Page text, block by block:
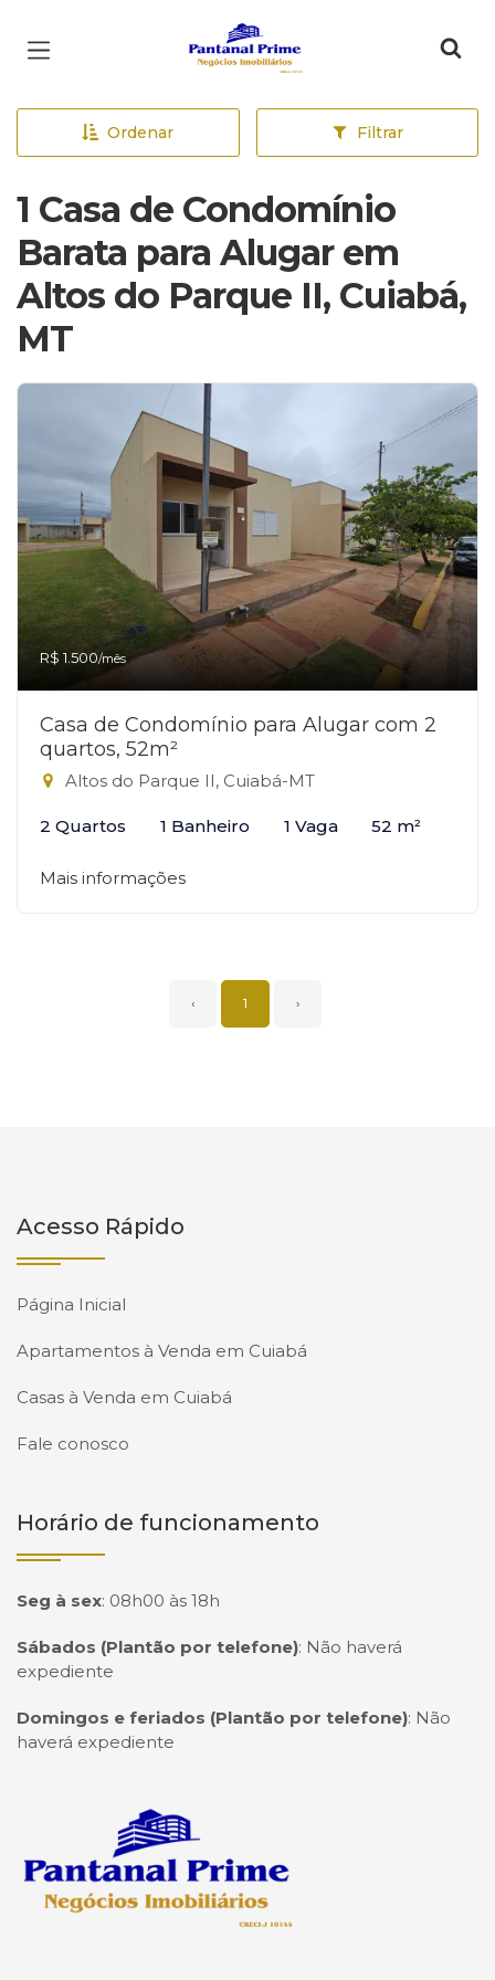
Página inicial
Ordenar Filtrar
1 Casa de Condomínio
Barata para Alugar em
Altos do Parque II, Cuiabá,
MT
R$ 1.500/mês
Casa de Condomínio para Alugar com 2
quartos, 52m²
Altos do Parque II, Cuiabá-MT
2 Quartos 1 Banheiro 1 Vaga 52 m²
Mais informações
‹ 1 ›
Acesso Rápido
Página Inicial
Apartamentos à Venda em Cuiabá
Casas à Venda em Cuiabá
Fale conosco
Horário de funcionamento
Seg à sex: 08h00 às 18h
Sábados (Plantão por telefone): Não haverá
expediente
Domingos e feriados (Plantão por telefone): Não
haverá expediente
Página inicial